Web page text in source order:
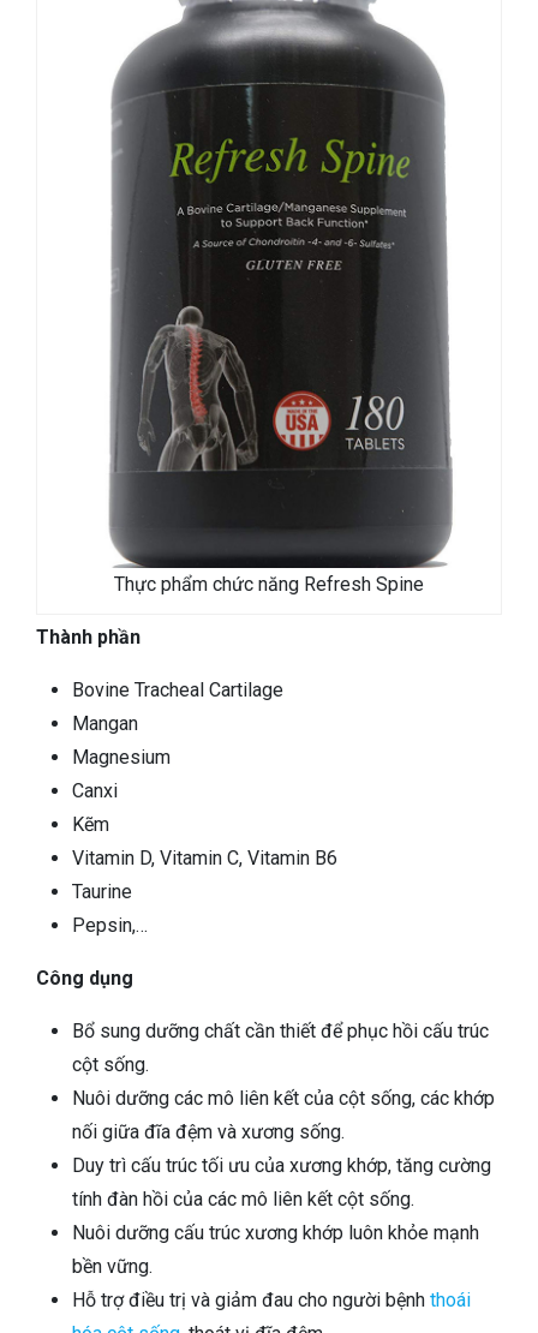
Thực phẩm chức năng Refresh Spine
Thành phần
Bovine Tracheal Cartilage
Mangan
Magnesium
Canxi
Kẽm
Vitamin D, Vitamin C, Vitamin B6
Taurine
Pepsin,…
Công dụng
Bổ sung dưỡng chất cần thiết để phục hồi cấu trúc
cột sống.
Nuôi dưỡng các mô liên kết của cột sống, các khớp
nối giữa đĩa đệm và xương sống.
Duy trì cấu trúc tối ưu của xương khớp, tăng cường
tính đàn hồi của các mô liên kết cột sống.
Nuôi dưỡng cấu trúc xương khớp luôn khỏe mạnh
bền vững.
Hỗ trợ điều trị và giảm đau cho người bệnh thoái